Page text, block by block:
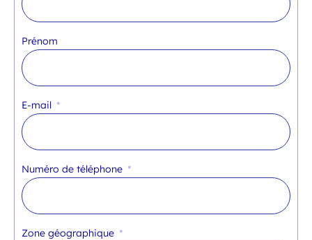
Prénom
E-mail
Numéro de téléphone
Zone géographique